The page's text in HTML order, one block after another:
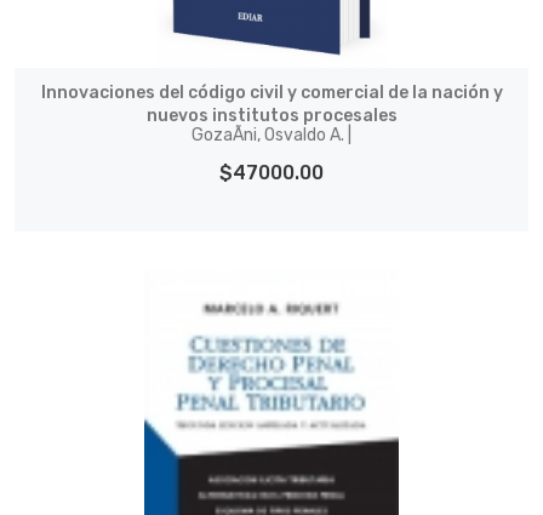
Innovaciones del código civil y comercial de la nación y
nuevos institutos procesales
GozaÃ­ni, Osvaldo A. |
$47000.00